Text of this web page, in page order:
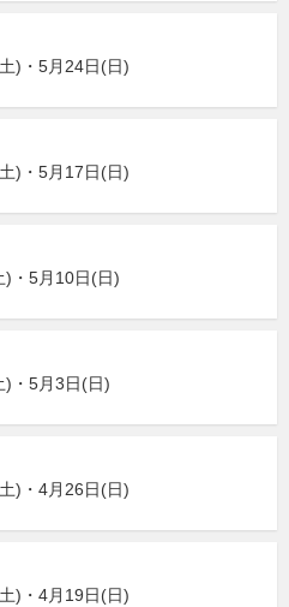
)・5月24日(日)
)・5月17日(日)
)・5月10日(日)
)・5月3日(日)
)・4月26日(日)
)・4月19日(日)